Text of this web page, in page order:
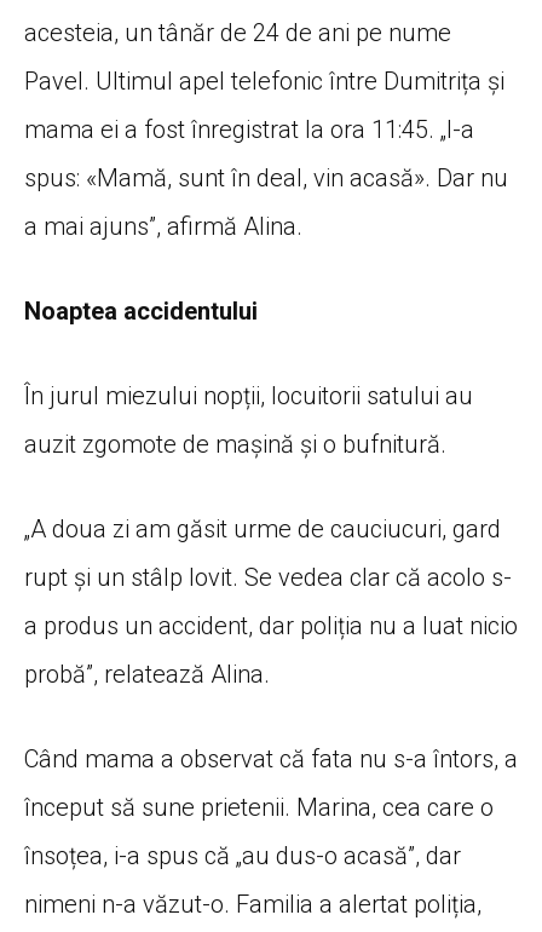
acesteia, un tânăr de 24 de ani pe nume
Pavel. Ultimul apel telefonic între Dumitrița și
mama ei a fost înregistrat la ora 11:45. „I-a
spus: «Mamă, sunt în deal, vin acasă». Dar nu
a mai ajuns”, afirmă Alina.
Noaptea accidentului
În jurul miezului nopții, locuitorii satului au
auzit zgomote de mașină și o bufnitură.
„A doua zi am găsit urme de cauciucuri, gard
rupt și un stâlp lovit. Se vedea clar că acolo s-
a produs un accident, dar poliția nu a luat nicio
probă”, relatează Alina.
Când mama a observat că fata nu s-a întors, a
început să sune prietenii. Marina, cea care o
însoțea, i-a spus că „au dus-o acasă”, dar
nimeni n-a văzut-o. Familia a alertat poliția,